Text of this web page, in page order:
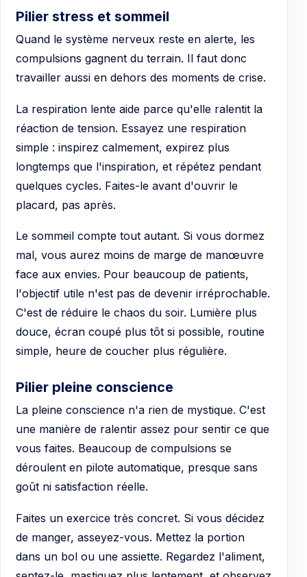
Pilier stress et sommeil
Quand le système nerveux reste en alerte, les
compulsions gagnent du terrain. Il faut donc
travailler aussi en dehors des moments de crise.
La respiration lente aide parce qu'elle ralentit la
réaction de tension. Essayez une respiration
simple : inspirez calmement, expirez plus
longtemps que l'inspiration, et répétez pendant
quelques cycles. Faites-le avant d'ouvrir le
placard, pas après.
Le sommeil compte tout autant. Si vous dormez
mal, vous aurez moins de marge de manœuvre
face aux envies. Pour beaucoup de patients,
l'objectif utile n'est pas de devenir irréprochable.
C'est de réduire le chaos du soir. Lumière plus
douce, écran coupé plus tôt si possible, routine
simple, heure de coucher plus régulière.
Pilier pleine conscience
La pleine conscience n'a rien de mystique. C'est
une manière de ralentir assez pour sentir ce que
vous faites. Beaucoup de compulsions se
déroulent en pilote automatique, presque sans
goût ni satisfaction réelle.
Faites un exercice très concret. Si vous décidez
de manger, asseyez-vous. Mettez la portion
dans un bol ou une assiette. Regardez l'aliment,